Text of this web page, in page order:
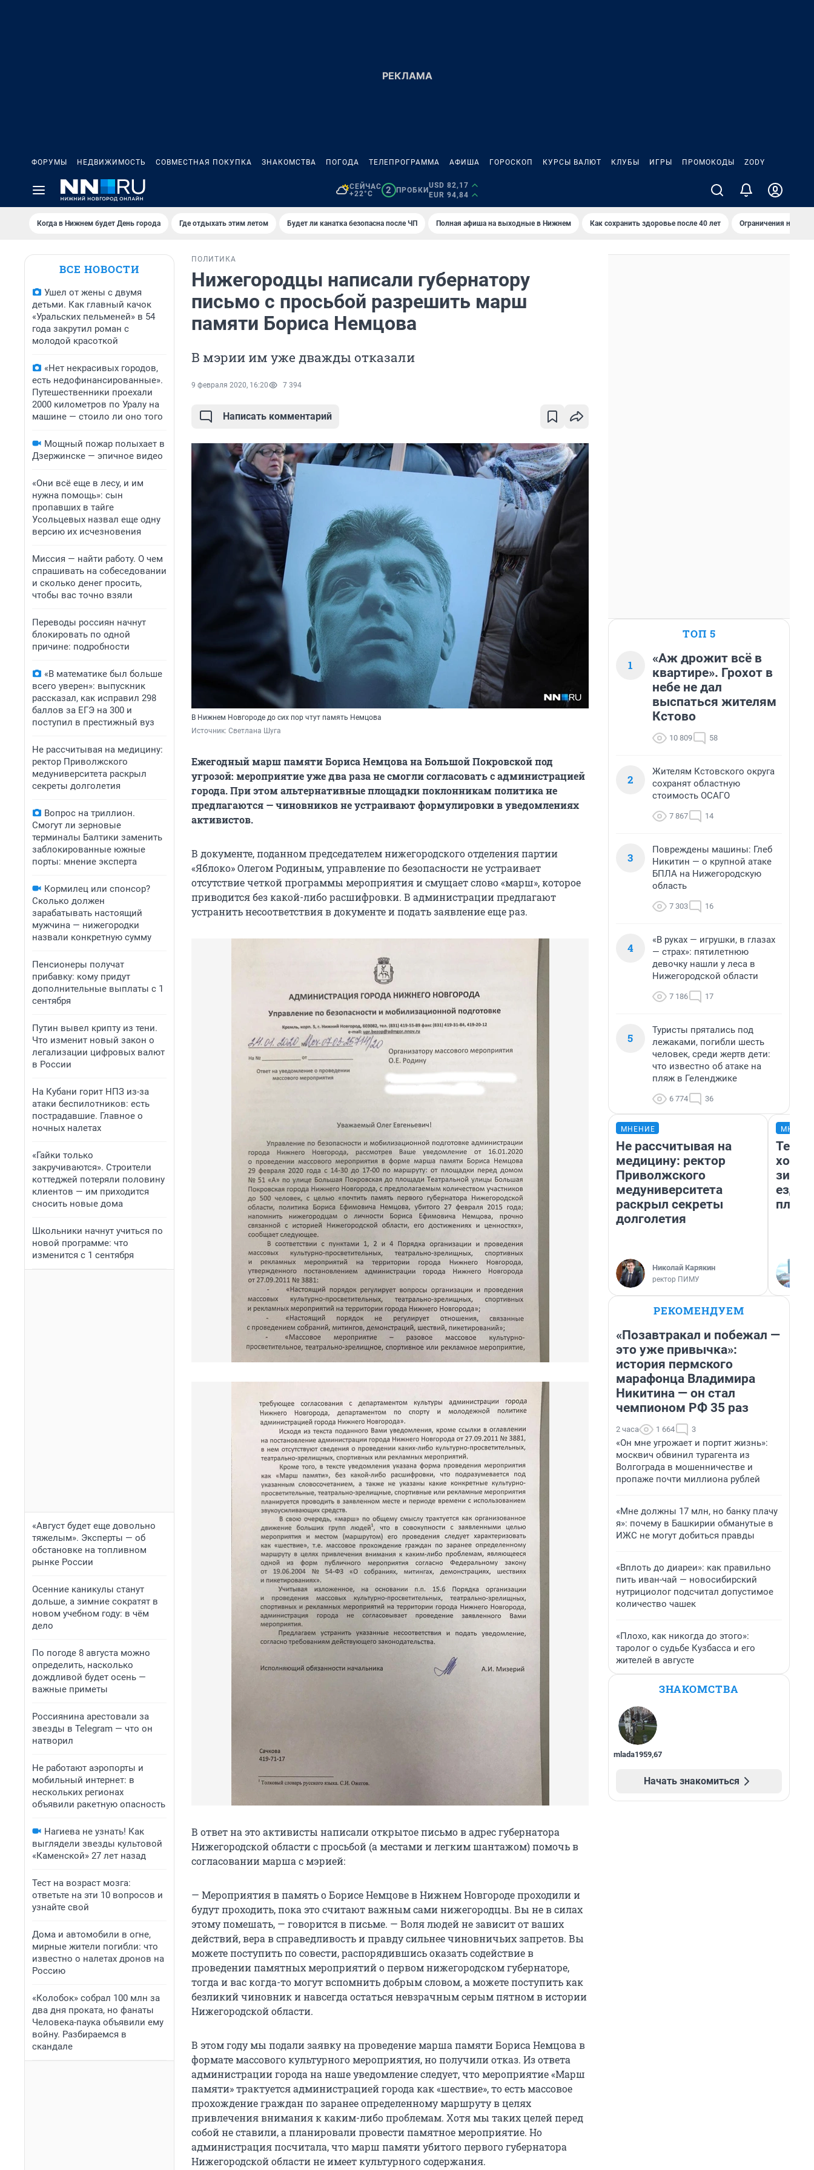
ФОРУМЫ НЕДВИЖИМОСТЬ СОВМЕСТНАЯ ПОКУПКА ЗНАКОМСТВА ПОГОДА ТЕЛЕПРОГРАММА АФИША ГОРОСКОП КУРСЫ ВАЛЮТ КЛУБЫ ИГРЫ ПРОМОКОДЫ ZODY
СЕЙЧАС
+22°C
2 ПРОБКИ
USD 82,17
EUR 94,84
Когда в Нижнем будет День города Где отдыхать этим летом Будет ли канатка безопасна после ЧП Полная афиша на выходные в Нижнем Как сохранить здоровье после 40 лет Ограничения на
ВСЕ НОВОСТИ
Ушел от жены с двумя
детьми. Как главный качок
«Уральских пельменей» в 54
года закрутил роман с
молодой красоткой
«Нет некрасивых городов,
есть недофинансированные».
Путешественники проехали
2000 километров по Уралу на
машине — стоило ли оно того
Мощный пожар полыхает в
Дзержинске — эпичное видео
«Они всё еще в лесу, и им
нужна помощь»: сын
пропавших в тайге
Усольцевых назвал еще одну
версию их исчезновения
Миссия — найти работу. О чем
спрашивать на собеседовании
и сколько денег просить,
чтобы вас точно взяли
Переводы россиян начнут
блокировать по одной
причине: подробности
«В математике был больше
всего уверен»: выпускник
рассказал, как исправил 298
баллов за ЕГЭ на 300 и
поступил в престижный вуз
Не рассчитывая на медицину:
ректор Приволжского
медуниверситета раскрыл
секреты долголетия
Вопрос на триллион.
Смогут ли зерновые
терминалы Балтики заменить
заблокированные южные
порты: мнение эксперта
Кормилец или спонсор?
Сколько должен
зарабатывать настоящий
мужчина — нижегородки
назвали конкретную сумму
Пенсионеры получат
прибавку: кому придут
дополнительные выплаты с 1
сентября
Путин вывел крипту из тени.
Что изменит новый закон о
легализации цифровых валют
в России
На Кубани горит НПЗ из-за
атаки беспилотников: есть
пострадавшие. Главное о
ночных налетах
«Гайки только
закручиваются». Строители
коттеджей потеряли половину
клиентов — им приходится
сносить новые дома
Школьники начнут учиться по
новой программе: что
изменится с 1 сентября
«Август будет еще довольно
тяжелым». Эксперты — об
обстановке на топливном
рынке России
Осенние каникулы станут
дольше, а зимние сократят в
новом учебном году: в чём
дело
По погоде 8 августа можно
определить, насколько
дождливой будет осень —
важные приметы
Россиянина арестовали за
звезды в Telegram — что он
натворил
Не работают аэропорты и
мобильный интернет: в
нескольких регионах
объявили ракетную опасность
Нагиева не узнать! Как
выглядели звезды культовой
«Каменской» 27 лет назад
Тест на возраст мозга:
ответьте на эти 10 вопросов и
узнайте свой
Дома и автомобили в огне,
мирные жители погибли: что
известно о налетах дронов на
Россию
«Колобок» собрал 100 млн за
два дня проката, но фанаты
Человека-паука объявили ему
войну. Разбираемся в
скандале
ПОЛИТИКА
Нижегородцы написали губернатору
письмо с просьбой разрешить марш
памяти Бориса Немцова
В мэрии им уже дважды отказали
9 февраля 2020, 16:20 7 394
Написать комментарий
В Нижнем Новгороде до сих пор чтут память Немцова
Источник: Светлана Шуга
Ежегодный марш памяти Бориса Немцова на Большой Покровской под
угрозой: мероприятие уже два раза не смогли согласовать с администрацией
города. При этом альтернативные площадки поклонникам политика не
предлагаются — чиновников не устраивают формулировки в уведомлениях
активистов.
В документе, поданном председателем нижегородского отделения партии
«Яблоко» Олегом Родиным, управление по безопасности не устраивает
отсутствие четкой программы мероприятия и смущает слово «марш», которое
приводится без какой-либо расшифровки. В администрации предлагают
устранить несоответствия в документе и подать заявление еще раз.
В ответ на это активисты написали открытое письмо в адрес губернатора
Нижегородской области с просьбой (а местами и легким шантажом) помочь в
согласовании марша с мэрией:
— Мероприятия в память о Борисе Немцове в Нижнем Новгороде проходили и
будут проходить, пока это считают важным сами нижегородцы. Вы не в силах
этому помешать, — говорится в письме. — Воля людей не зависит от ваших
действий, вера в справедливость и правду сильнее чиновничьих запретов. Вы
можете поступить по совести, распорядившись оказать содействие в
проведении памятных мероприятий о первом нижегородском губернаторе,
тогда и вас когда-то могут вспомнить добрым словом, а можете поступить как
безликий чиновник и навсегда остаться невзрачным серым пятном в истории
Нижегородской области.
В этом году мы подали заявку на проведение марша памяти Бориса Немцова в
формате массового культурного мероприятия, но получили отказ. Из ответа
администрации города на наше уведомление следует, что мероприятие «Марш
памяти» трактуется администрацией города как «шествие», то есть массовое
прохождение граждан по заранее определенному маршруту в целях
привлечения внимания к каким-либо проблемам. Хотя мы таких целей перед
собой не ставили, а планировали провести памятное мероприятие. Но
администрация посчитала, что марш памяти убитого первого губернатора
Нижегородской области не имеет культурного содержания.
ТОП 5
1
«Аж дрожит всё в
квартире». Грохот в
небе не дал
выспаться жителям
Кстово
10 809 58
2
Жителям Кстовского округа
сохранят областную
стоимость ОСАГО
7 867 14
3
Повреждены машины: Глеб
Никитин — о крупной атаке
БПЛА на Нижегородскую
область
7 303 16
4
«В руках — игрушки, в глазах
— страх»: пятилетнюю
девочку нашли у леса в
Нижегородской области
7 186 17
5
Туристы прятались под
лежаками, погибли шесть
человек, среди жертв дети:
что известно об атаке на
пляж в Геленджике
6 774 36
МНЕНИЕ
Не рассчитывая на
медицину: ректор
Приволжского
медуниверситета
раскрыл секреты
долголетия
Николай Карякин
ректор ПИМУ
ездит
РЕКОМЕНДУЕМ
«Позавтракал и побежал —
это уже привычка»:
история пермского
марафонца Владимира
Никитина — он стал
чемпионом РФ 35 раз
2 часа 1 664 3
«Он мне угрожает и портит жизнь»:
москвич обвинил турагента из
Волгограда в мошенничестве и
пропаже почти миллиона рублей
«Мне должны 17 млн, но банку плачу
я»: почему в Башкирии обманутые в
ИЖС не могут добиться правды
«Вплоть до диареи»: как правильно
пить иван-чай — новосибирский
нутрициолог подсчитал допустимое
количество чашек
«Плохо, как никогда до этого»:
таролог о судьбе Кузбасса и его
жителей в августе
ЗНАКОМСТВА
mlada1959,67
Начать знакомиться